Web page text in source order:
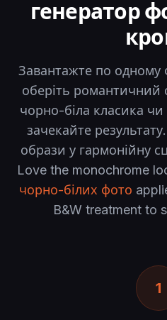
генератор
Завантажте по
оберіть романтичний
чорно-біла класика
зачекайте
образи у гармонійну
Love the monochrome
чорно-білих фото
B&W treatment to
1